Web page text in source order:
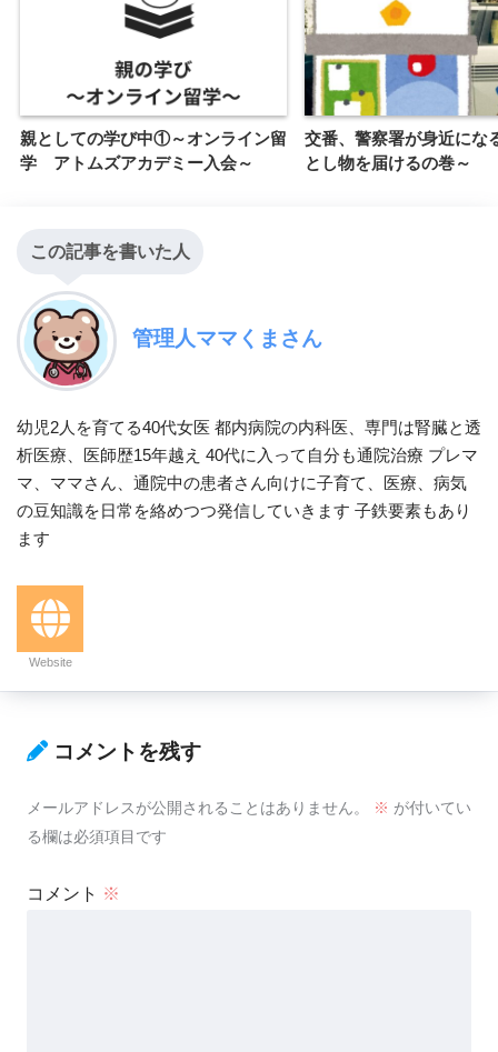
親としての学び中①～オンライン留
学 アトムズアカデミー入会～
交番、警察署が身近にな
とし物を届けるの巻～
この記事を書いた人
管理人ママくまさん
幼児2人を育てる40代女医 都内病院の内科医、専門は腎臓と透
析医療、医師歴15年越え 40代に入って自分も通院治療 プレマ
マ、ママさん、通院中の患者さん向けに子育て、医療、病気
の豆知識を日常を絡めつつ発信していきます 子鉄要素もあり
ます
Website
コメントを残す
メールアドレスが公開されることはありません。 ※ が付いてい
る欄は必須項目です
コメント ※